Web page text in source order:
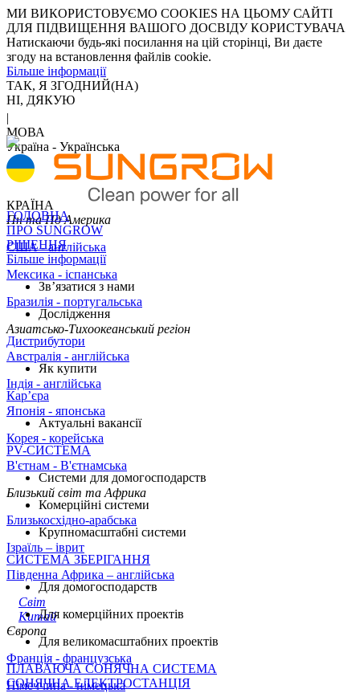
МИ ВИКОРИСТОВУЄМО COOKIES НА ЦЬОМУ САЙТІ
ДЛЯ ПІДВИЩЕННЯ ВАШОГО ДОСВІДУ КОРИСТУВАЧА
Натискаючи будь-які посилання на цій сторінці, Ви даєте
згоду на встановлення файлів cookie.
Більше інформації
ТАК, Я ЗГОДНИЙ(НА)
НІ, ДЯКУЮ
|
МОВА
Україна - Українська
КРАЇНА
Пн та Пд Америка
США - англійська
Мексика - іспанська
Бразилія - португальська
Азиатсько-Тихоокеанський регіон
Австралія - англійська
Індія - англійська
Японія - японська
Корея - корейська
В'єтнам - B'єтнамська
Близький світ та Африка
Близькосхідно-арабська
Ізраїль – іврит
Південна Африка – англійська
Світ
Китай
Європа
Франція - французська
Німеччина - німецька
ГОЛОВНА
ПРО SUNGROW
РІШЕННЯ
Більше інформації
Зв’язатися з нами
Дослідження
Дистрибутори
Як купити
Кар’єра
Актуальні вакансії
PV-СИСТЕМА
Системи для домогосподарств
Комерційні системи
Крупномасштабні системи
СИСТЕМА ЗБЕРІГАННЯ
Для домогосподарств
Для комерційних проектів
Для великомасштабних проектів
ПЛАВАЮЧА СОНЯЧНА СИСТЕМА
СОНЯЧНА ЕЛЕКТРОСТАНЦІЯ